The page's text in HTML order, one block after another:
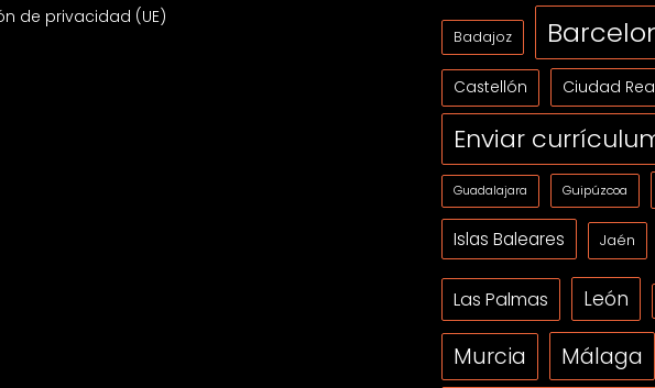
de privacidad (UE)
Badajoz
Castellón Ciudad
Enviar
Guadalajara Guipúzcoa
Islas Baleares Jaén
Las Palmas León
Murcia Málaga